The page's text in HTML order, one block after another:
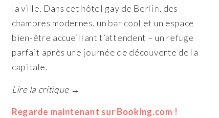
la ville. Dans cet hôtel gay de Berlin, des
chambres modernes, un bar cool et un espace
bien-être accueillant t’attendent – un refuge
parfait après une journée de découverte de la
capitale.
Lire la critique →
Regarde maintenant sur Booking.com !